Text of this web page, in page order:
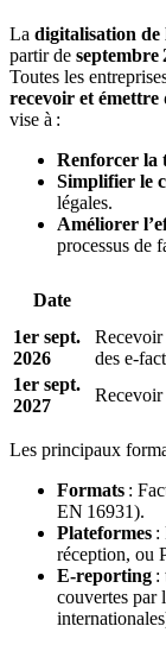
La digitalisation
partir de septembre
Toutes les
recevoir et émettre
vise à :
Renforcer la
Simplifier le
légales.
Améliorer
processus de
Date
1er sept.
2026
Recevoir
des
1er sept.
2027
Recevoir
Les principaux
Formats :
EN 16931).
Plateformes :
réception, ou
E‑reporting :
couvertes par